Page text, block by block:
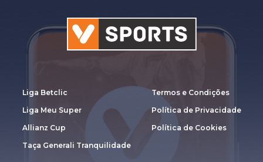
Liga Betclic
Liga Meu Super
Allianz Cup
Taça Generali Tranquilidade
Termos e Condições
Política de Privacidade
Política de Cookies